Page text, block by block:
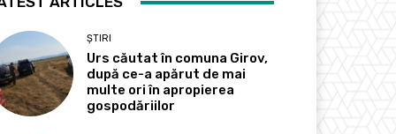
ȘTIRI
Urs căutat în comuna Girov,
după ce-a apărut de mai
multe ori în apropierea
gospodăriilor